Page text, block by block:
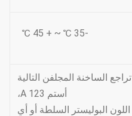
-35 ℃ ~ + 45 ℃
تراجع الساخنة المجلفن التالية
أستم A 123،
اللون البوليستر السلطة أو أي